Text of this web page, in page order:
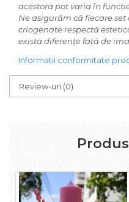
acestora pot varia în
Ne asigurăm că fiecare
criogenate respectă
exista diferențe față de
Informatii conformitate
Review-uri (0)